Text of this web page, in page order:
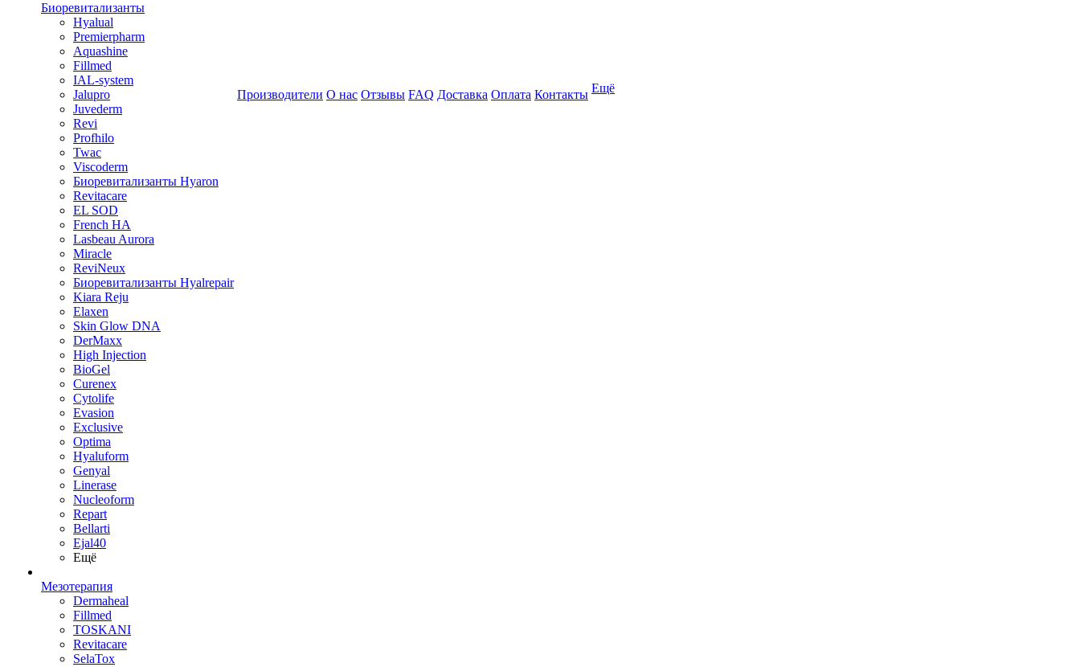
Биоревитализанты
Hyalual
Premierpharm
Aquashine
Fillmed
IAL-system
Jalupro
Juvederm
Revi
Profhilo
Twac
Viscoderm
Биоревитализанты Hyaron
Revitacare
EL SOD
French HA
Lasbeau Aurora
Miracle
ReviNeux
Биоревитализанты Hyalrepair
Kiara Reju
Elaxen
Skin Glow DNA
DerMaxx
High Injection
BioGel
Curenex
Cytolife
Evasion
Exclusive
Optima
Hyaluform
Genyal
Linerase
Nucleoform
Repart
Bellarti
Ejal40
Ещё
Мезотерапия
Dermaheal
Fillmed
TOSKANI
Revitacare
SelaTox
Производители О нас Отзывы FAQ Доставка Оплата Контакты Ещё